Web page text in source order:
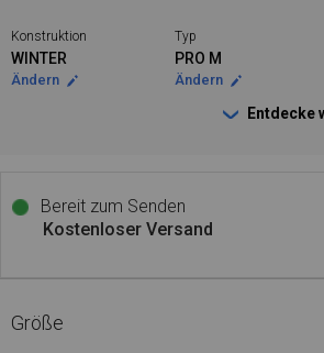
Konstruktion
WINTER
Ändern
Typ
PRO M
Ändern
Entdecke
Bereit zum Senden
Kostenloser Versand
Größe